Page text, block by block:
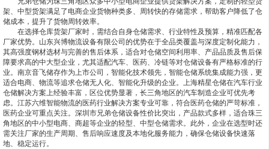
架、中型货架满足了电商企业货物种类多、周转快的存储需求，帮助客户降低了仓
储成本，提升了货物周转效率。
在选择仓库货架厂家时，需结合自身仓储需求、行业特性及预算，精准匹配各
厂家优势。山东兴博物流设备有限公司的优势在于全品类覆盖与深度定制化能力，
其高强度钢材选材与完善的售后体系，适合对仓储空间利用率、产品品质及售后保
障要求高的中大型企业，尤其适配汽车、医药、冷链等对仓储设备有严格标准的行
业。南京音飞储存作为上市公司，智能化技术领先，智能仓储系统集成能力强，更
适合电商、物流等追求仓储无人化、智能化升级的企业。上海精星仓储在汽车行业
仓储解决方案上经验丰富，区位优势显著，长三角地区的汽车制造企业可优先考
虑。江苏六维智能物流的医药行业解决方案专业可靠，符合医药仓储的严苛标准，
医药企业可重点关注。深圳市兄弟仓储设备性价比突出，产品款式多样，适合珠三
角地区的中小型电商、商超等企业的轻型、中型仓储需求。此外，企业在选型时还
需关注厂家的生产周期、售后响应速度及本地化服务能力，确保仓储设备快速落
地、稳定运行。